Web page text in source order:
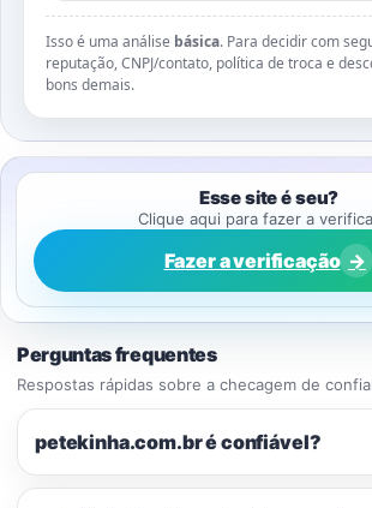
Isso é uma análise básica. Para decidir com
reputação, CNPJ/contato, política de troca e
bons demais.
Esse site é seu?
Clique aqui para fazer a
Fazer a verificação →
Perguntas frequentes
Respostas rápidas sobre a checagem de
petekinha.com.br é confiável?